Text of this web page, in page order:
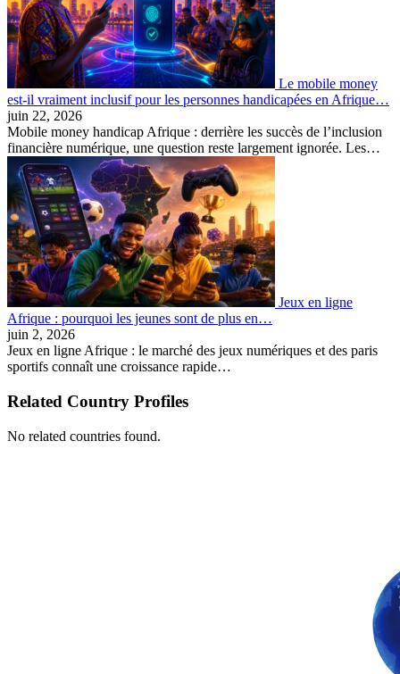
Le mobile money
est-il vraiment inclusif pour les personnes handicapées en Afrique…
juin 22, 2026
Mobile money handicap Afrique : derrière les succès de l’inclusion
financière numérique, une question reste largement ignorée. Les…
Jeux en ligne
Afrique : pourquoi les jeunes sont de plus en…
juin 2, 2026
Jeux en ligne Afrique : le marché des jeux numériques et des paris
sportifs connaît une croissance rapide…
Related Country Profiles
No related countries found.